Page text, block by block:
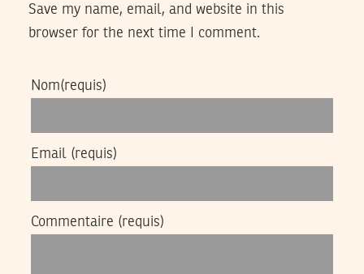
Save my name, email, and website in this
browser for the next time I comment.
Nom(requis)
Email (requis)
Commentaire (requis)